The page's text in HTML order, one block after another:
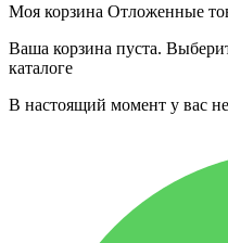
Моя корзина Отложенные
Ваша корзина пуста.
каталоге
В настоящий момент у вас